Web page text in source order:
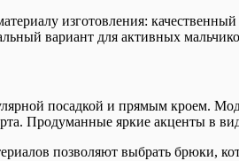
изготовления:
вариант для активных
посадкой и прямым кроем.
Продуманные яркие акценты в
позволяют выбрать брюки,